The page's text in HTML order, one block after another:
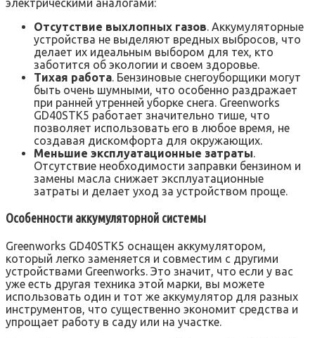
электрическими аналогами:
Отсутствие выхлопных газов. Аккумуляторные
устройства не выделяют вредных выбросов, что
делает их идеальным выбором для тех, кто
заботится об экологии и своем здоровье.
Тихая работа. Бензиновые снегоуборщики могут
быть очень шумными, что особенно раздражает
при ранней утренней уборке снега. Greenworks
GD40STK5 работает значительно тише, что
позволяет использовать его в любое время, не
создавая дискомфорта для окружающих.
Меньшие эксплуатационные затраты.
Отсутствие необходимости заправки бензином и
замены масла снижает эксплуатационные
затраты и делает уход за устройством проще.
Особенности аккумуляторной системы
Greenworks GD40STK5 оснащен аккумулятором,
который легко заменяется и совместим с другими
устройствами Greenworks. Это значит, что если у вас
уже есть другая техника этой марки, вы можете
использовать один и тот же аккумулятор для разных
инструментов, что существенно экономит средства и
упрощает работу в саду или на участке.